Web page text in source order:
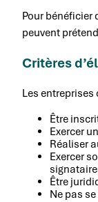
Pour bénéficier
peuvent
Critères
Les
Être
Exercer
Réaliser
Exercer
Être
Ne pas